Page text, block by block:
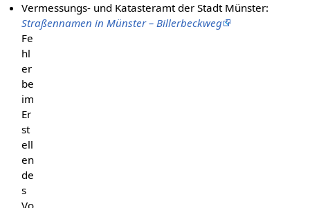
Vermessungs- und Katasteramt der Stadt Münster:
Straßennamen in Münster – Billerbeckweg
Fe
hl
er
be
im
Er
st
ell
en
de
s